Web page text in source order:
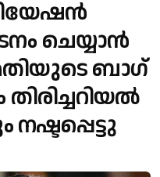
ചെയ്യാൻ
ബാ​ഗ്